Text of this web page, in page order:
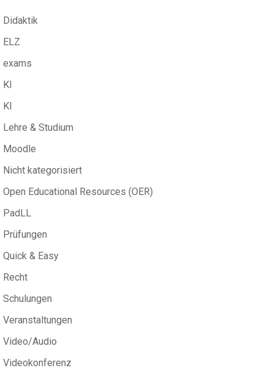
Didaktik
ELZ
exams
KI
KI
Lehre & Studium
Moodle
Nicht kategorisiert
Open Educational Resources (OER)
PadLL
Prüfungen
Quick & Easy
Recht
Schulungen
Veranstaltungen
Video/Audio
Videokonferenz